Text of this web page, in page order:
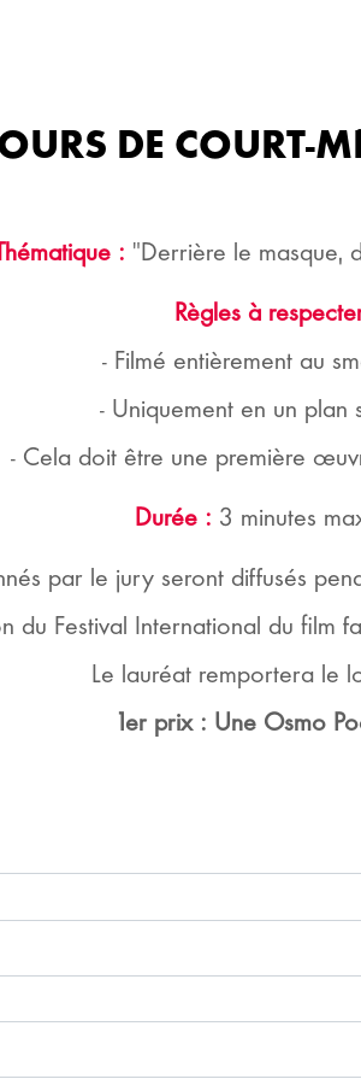
DE
: "Derrière le masque,
Règles à
- Filmé entièrement au
- Uniquement en un plan
- Cela doit être une première
Durée : 3 minutes
par le jury seront diffusés
du Festival International du film
Le lauréat remportera le
1er prix : Une Osmo